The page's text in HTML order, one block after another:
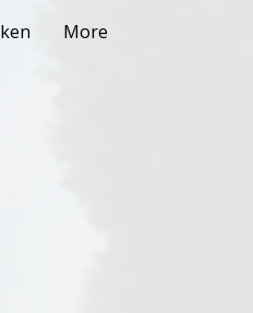
More